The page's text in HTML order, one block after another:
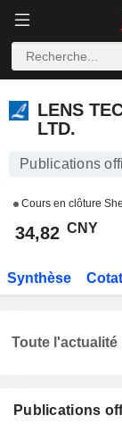
LENS
LENS
LTD.
Publications
Cours en clôture
34,82 CNY
Synthèse
Publications
Toute l'actualité